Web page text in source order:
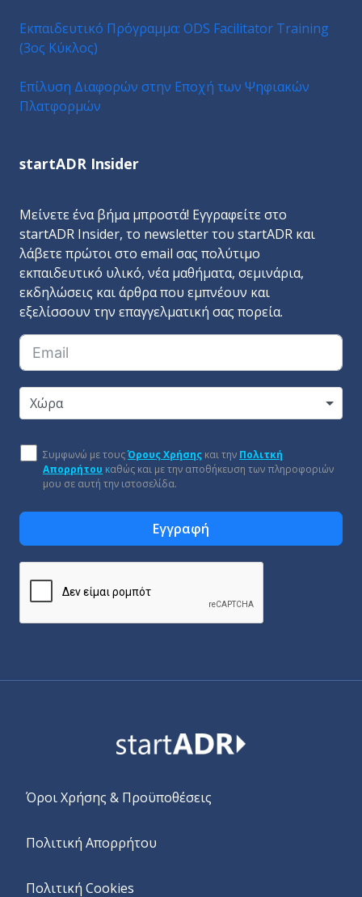
Εκπαιδευτικό Πρόγραμμα: ODS Facilitator Training
(3ος Κύκλος)
Επίλυση Διαφορών στην Εποχή των Ψηφιακών
Πλατφορμών
startADR Insider
Μείνετε ένα βήμα μπροστά! Εγγραφείτε στο
startADR Insider, το newsletter του startADR και
λάβετε πρώτοι στο email σας πολύτιμο
εκπαιδευτικό υλικό, νέα μαθήματα, σεμινάρια,
εκδηλώσεις και άρθρα που εμπνέουν και
εξελίσσουν την επαγγελματική σας πορεία.
Χώρα
Συμφωνώ με τουςΌρους Χρήσης και την Πολιτκή
Απορρήτου καθώς και με την αποθήκευση των πληροφοριών
μου σε αυτή την ιστοσελίδα.
Εγγραφή
Όροι Χρήσης & Προϋποθέσεις
Πολιτική Απορρήτου
Πολιτική Cookies